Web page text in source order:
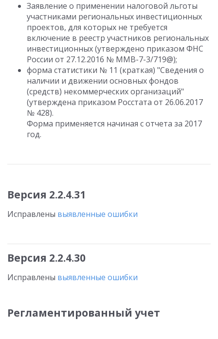
Заявление о применении налоговой льготы
участниками региональных инвестиционных
проектов, для которых не требуется
включение в реестр участников региональных
инвестиционных (утверждено приказом ФНС
России от 27.12.2016 № ММВ-7-3/719@);
форма статистики № 11 (краткая) "Сведения о
наличии и движении основных фондов
(средств) некоммерческих организаций"
(утверждена приказом Росстата от 26.06.2017
№ 428).
Форма применяется начиная с отчета за 2017
год.
Версия 2.2.4.31
Исправлены выявленные ошибки
Версия 2.2.4.30
Исправлены выявленные ошибки
Регламентированный учет